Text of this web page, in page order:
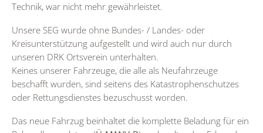
Technik, war nicht mehr gewährleistet.
Unsere SEG wurde ohne Bundes- / Landes- oder
Kreisunterstützung aufgestellt und wird auch nur durch
unseren DRK Ortsverein unterhalten.
Keines unserer Fahrzeuge, die alle als Neufahrzeuge
beschafft wurden, sind seitens des Katastrophenschutzes
oder Rettungsdienstes bezuschusst worden.
Das neue Fahrzug beinhaltet die komplette Beladung für ein